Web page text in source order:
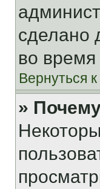
сделано
во время
Вернуться
»